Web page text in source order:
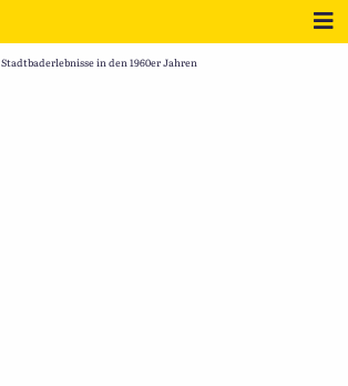
Stadtbaderlebnisse in den 1960er Jahren